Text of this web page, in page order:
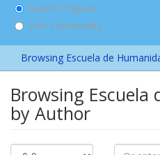
Search DSpace
This Community
Browsing Escuela de
Browsing Escuela
by Author